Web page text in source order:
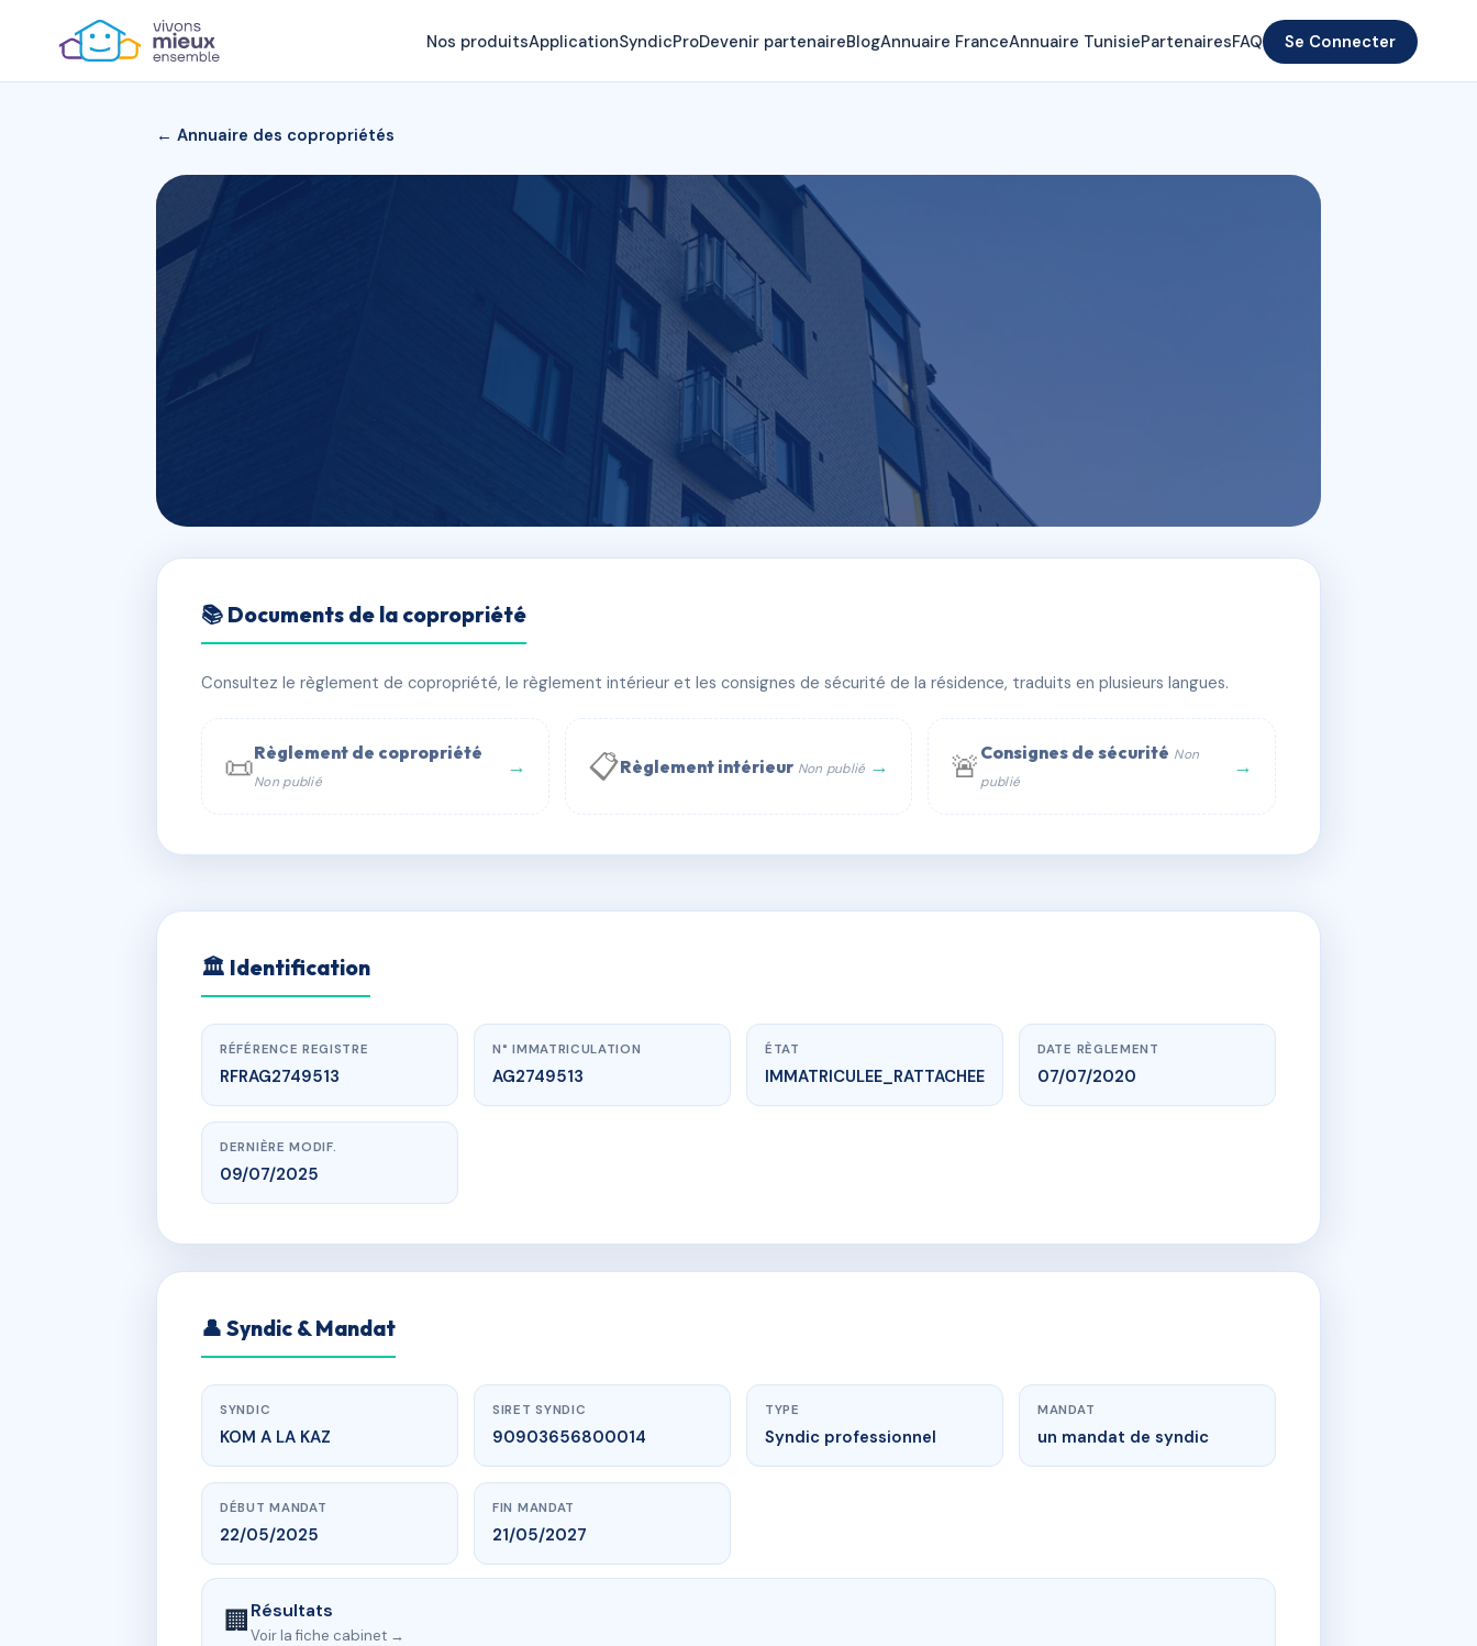
Nos produitsApplicationSyndicProDevenir partenaireBlogAnnuaire FranceAnnuaire TunisiePartenairesFAQ Se Connecter
← Annuaire des copropriétés
RESIDENCE BERGAMOTTE
📍 r hubert delisle, 97430 Le Tampon
📞 Contacter Syndic Digital 💬 WhatsApp
📚 Documents de la copropriété
Consultez le règlement de copropriété, le règlement intérieur et les consignes de sécurité de la résidence, traduits en plusieurs langues.
📜Règlement de copropriété
Non publié
→ 📋Règlement intérieur Non publié → 🚨 Consignes de sécurité Non
publié
→
AG2749513 🇫🇷
🏛 Identification
RÉFÉRENCE REGISTRE
RFRAG2749513
N° IMMATRICULATION
AG2749513
ÉTAT
IMMATRICULEE_RATTACHEE
DATE RÈGLEMENT
07/07/2020
DERNIÈRE MODIF.
09/07/2025
👤 Syndic & Mandat
SYNDIC
KOM A LA KAZ
SIRET SYNDIC
90903656800014
TYPE
Syndic professionnel
MANDAT
un mandat de syndic
DÉBUT MANDAT
22/05/2025
FIN MANDAT
21/05/2027
🏢Résultats
Voir la fiche cabinet →